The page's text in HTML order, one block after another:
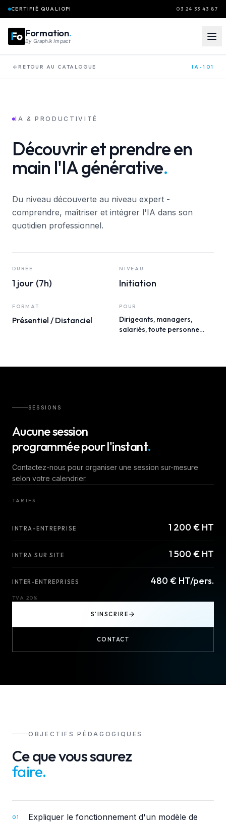
Aller au contenu principal
CERTIFIÉ QUALIOPI 03 24 33 43 87
Formation.
By Graphik Impact
RETOUR AU CATALOGUE IA-101
IA & PRODUCTIVITÉ
Découvriretprendreen
main l'IAgénérative.
Du niveau découverte au niveau expert -
comprendre, maîtriser et intégrer l'IA dans son
quotidien professionnel.
DURÉE
1 jour (7h)
NIVEAU
Initiation
FORMAT
Présentiel / Distanciel
POUR
Dirigeants, managers,
salariés, toute personne
SESSIONS
Aucune session
programmée pour l'instant.
Contactez-nous pour organiser une session sur-mesure
selon votre calendrier.
TARIFS
INTRA-ENTREPRISE 1 200 € HT
INTRA SUR SITE 1 500 € HT
INTER-ENTREPRISES 480 € HT/pers.
TVA 20%
S'INSCRIRE
CONTACT
OBJECTIFS PÉDAGOGIQUES
Ce que vous saurez
faire.
01
Expliquer le fonctionnement d'un modèle de